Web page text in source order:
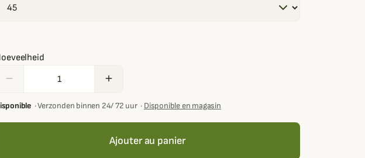
remove add
·Verzonden binnen 24/ 72 uur· Disponible en magasin
Ajouter au panier